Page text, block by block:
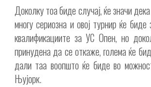
Доколку тоа биде случај, ќе значи
многу сериозна и овој турнир ќе
квалификациите за УС Опен, но
принудена да се откаже, голема ќе
дали таа воопшто ќе биде во
Њујорк.